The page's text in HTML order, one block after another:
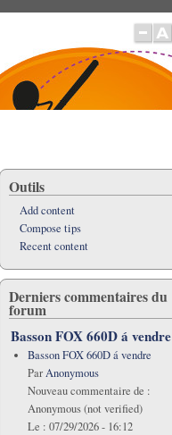
Outils
Add content
Compose tips
Recent content
Derniers commentaires du
forum
Basson FOX 660D á vendre
Basson FOX 660D á vendre
ParAnonymous
Nouveau commentaire de :
Anonymous (not verified)
Le : 07/29/2026 - 16:12